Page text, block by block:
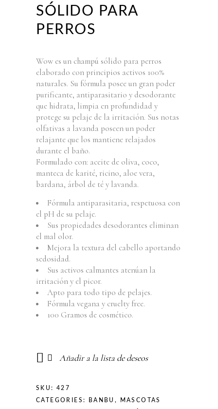
SÓLIDO PARA
PERROS
Wow es un champú sólido para perros
elaborado con principios activos 100%
naturales. Su fórmula posee un gran poder
purificante, antiparasitario y desodorante
que hidrata, limpia en profundidad y
protege su pelaje de la irritación. Sus notas
olfativas a lavanda poseen un poder
relajante que los mantiene relajados
durante el baño.
Formulado con: aceite de oliva, coco,
manteca de karité, ricino, aloe vera,
bardana, árbol de té y lavanda.
Fórmula antiparasitaria, respetuosa con
el pH de su pelaje.
Sus propiedades desodorantes eliminan
el mal olor.
Mejora la textura del cabello aportando
sedosidad.
Sus activos calmantes atenúan la
irritación y el picor.
Apto para todo tipo de pelajes.
Fórmula vegana y cruelty free.
100 Gramos de cosmético.
Añadir a la lista de deseos
SKU: 427
CATEGORIES: BANBU , MASCOTAS